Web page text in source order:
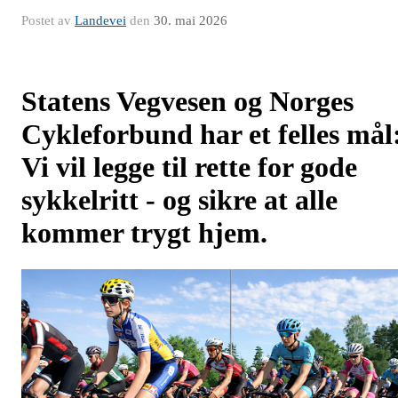
Postet av Landevei den 30. mai 2026
Statens Vegvesen og Norges
Cykleforbund har et felles
Vi vil legge til rette for gode
sykkelritt - og sikre at alle
kommer trygt hjem.